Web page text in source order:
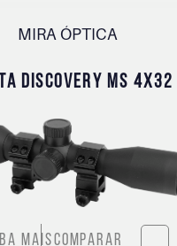
MIRA ÓPTICA
DISCOVERY MS 4X32
maisComparar